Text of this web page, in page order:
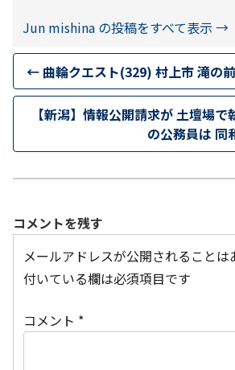
Jun mishina の投稿をすべて表示 →
← 曲輪クエスト(329) 村上市 滝の前
【新潟】情報公開請求が 土壇場
の公務員は 同
コメントを残す
メールアドレスが公開されることは
付いている欄は必須項目です
コメント *